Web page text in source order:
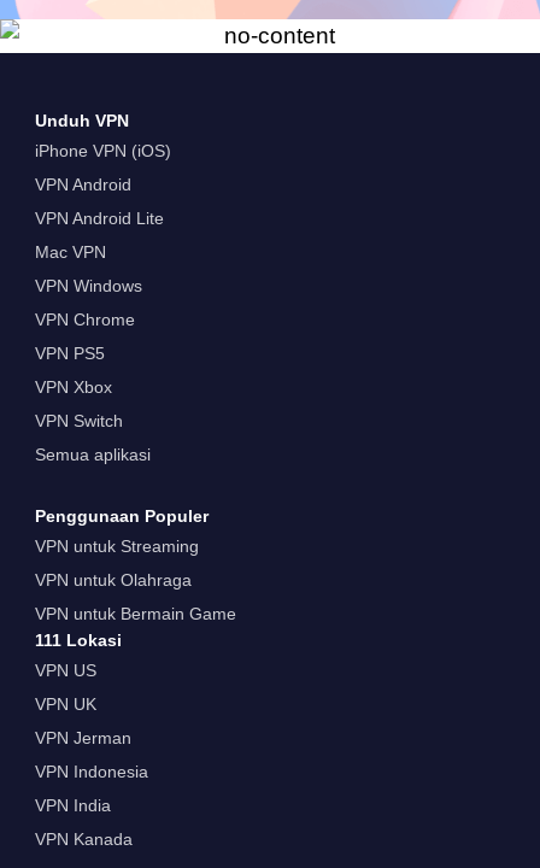
Unduh VPN
iPhone VPN (iOS)
VPN Android
VPN Android Lite
Mac VPN
VPN Windows
VPN Chrome
VPN PS5
VPN Xbox
VPN Switch
Semua aplikasi
Penggunaan Populer
VPN untuk Streaming
VPN untuk Olahraga
VPN untuk Bermain Game
111 Lokasi
VPN US
VPN UK
VPN Jerman
VPN Indonesia
VPN India
VPN Kanada